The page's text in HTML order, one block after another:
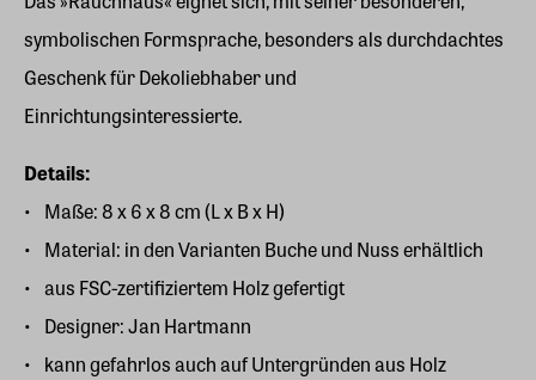
symbolischen Formsprache, besonders als durchdachtes
Geschenk für Dekoliebhaber und
Einrichtungsinteressierte.
Details:
Maße: 8 x 6 x 8 cm (L x B x H)
Material: in den Varianten Buche und Nuss erhältlich
aus FSC-zertifiziertem Holz gefertigt
Designer: Jan Hartmann
kann gefahrlos auch auf Untergründen aus Holz